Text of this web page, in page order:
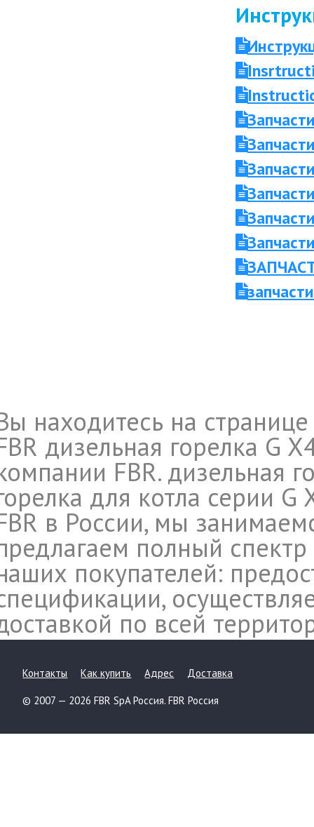
находитесь на
дизельная горелка G
FBR. дизельная
для котла серии
в России, мы
полный
покупателей:
по всей
Контакты Как купить Адрес Доставка
© 2007 — 2026 FBR SpA Россия. FBR Россия